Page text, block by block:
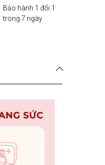
Bảo hành 1 đổi 1
trong 7 ngày